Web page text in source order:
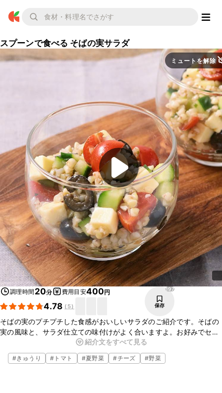
スプーンで食べる そばの実サラダ
ミュートを解除
調理時間 20分 費用目安400円
4.78 ( 5)
197
保存
そばの実のプチプチした食感がおいしいサラダのご紹介です。そばの
実の風味と、サラダ仕立ての味付けがよく合いますよ。お好みでセロ
リやにんじんなどを入れるのもおすすめです。スプーンでもりもりと
食べられるので、軽いお食事代わりにもいかがでしょうか。
紹介文をすべて見る
#きゅうり # トマト #夏野菜 #チーズ #野菜